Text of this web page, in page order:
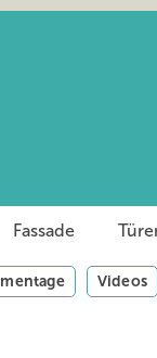
Fassade
Videos